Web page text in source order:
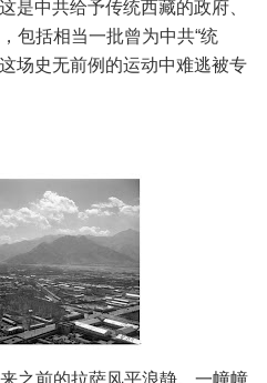
是中共给予传统西藏的政府、
包括相当一批曾为中共“统
场史无前例的运动中难逃被专
之前的拉萨风平浪静。一幢幢